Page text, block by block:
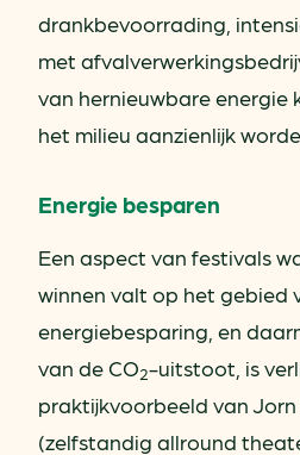
drankbevoorrading,
met
van hernieuwbare energie
het milieu aanzienlijk
Energie besparen
Een aspect van festivals
winnen valt op het gebied
energiebesparing, en
van de CO2-uitstoot, is
praktijkvoorbeeld van
(zelfstandig allround